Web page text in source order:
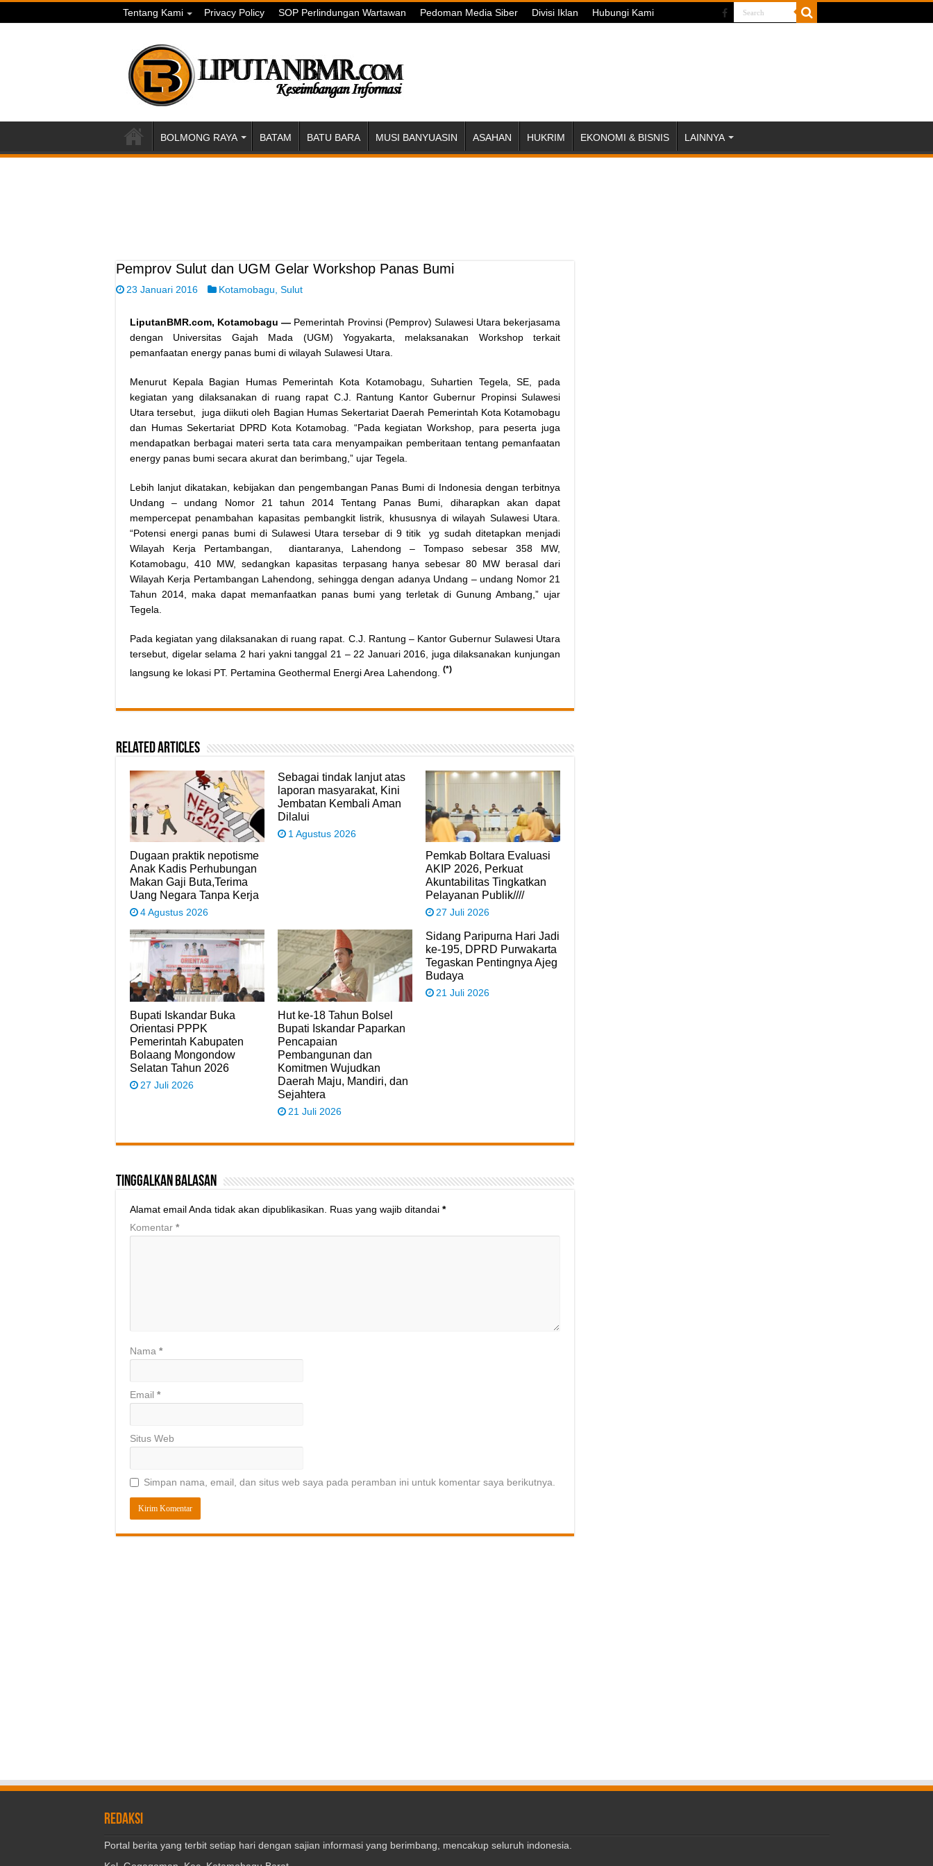
Tentang Kami Privacy Policy SOP Perlindungan Wartawan Pedoman Media Siber Divisi Iklan Hubungi Kami
BOLMONG RAYA BATAM BATU BARA MUSI BANYUASIN ASAHAN HUKRIM EKONOMI & BISNIS LAINNYA
Pemprov Sulut dan UGM Gelar Workshop Panas Bumi
23 Januari 2016 Kotamobagu Sulut
LiputanBMR.com, Kotamobagu — Pemerintah Provinsi (Pemprov) Sulawesi Utara bekerjasama
dengan Universitas Gajah Mada (UGM) Yogyakarta, melaksanakan Workshop terkait
pemanfaatan energy panas bumi di wilayah Sulawesi Utara.
Menurut Kepala Bagian Humas Pemerintah Kota Kotamobagu, Suhartien Tegela, SE, pada
kegiatan yang dilaksanakan di ruang rapat C.J. Rantung Kantor Gubernur Propinsi Sulawesi
Utara tersebut, juga diikuti oleh Bagian Humas Sekertariat Daerah Pemerintah Kota Kotamobagu
dan Humas Sekertariat DPRD Kota Kotamobag. “Pada kegiatan Workshop, para peserta juga
mendapatkan berbagai materi serta tata cara menyampaikan pemberitaan tentang pemanfaatan
energy panas bumi secara akurat dan berimbang,” ujar Tegela.
Lebih lanjut dikatakan, kebijakan dan pengembangan Panas Bumi di Indonesia dengan terbitnya
Undang – undang Nomor 21 tahun 2014 Tentang Panas Bumi, diharapkan akan dapat
mempercepat penambahan kapasitas pembangkit listrik, khususnya di wilayah Sulawesi Utara.
“Potensi energi panas bumi di Sulawesi Utara tersebar di 9 titik yg sudah ditetapkan menjadi
Wilayah Kerja Pertambangan, diantaranya, Lahendong – Tompaso sebesar 358 MW,
Kotamobagu, 410 MW, sedangkan kapasitas terpasang hanya sebesar 80 MW berasal dari
Wilayah Kerja Pertambangan Lahendong, sehingga dengan adanya Undang – undang Nomor 21
Tahun 2014, maka dapat memanfaatkan panas bumi yang terletak di Gunung Ambang,” ujar
Tegela.
Pada kegiatan yang dilaksanakan di ruang rapat. C.J. Rantung – Kantor Gubernur Sulawesi Utara
tersebut, digelar selama 2 hari yakni tanggal 21 – 22 Januari 2016, juga dilaksanakan kunjungan
langsung ke lokasi PT. Pertamina Geothermal Energi Area Lahendong.
(*)
Related Articles
Dugaan praktik nepotisme
Anak Kadis Perhubungan
Makan Gaji Buta,Terima
Uang Negara Tanpa Kerja
4 Agustus 2026
Sebagai tindak lanjut atas
laporan masyarakat, Kini
Jembatan Kembali Aman
Dilalui
1 Agustus 2026
Pemkab Boltara Evaluasi
AKIP 2026, Perkuat
Akuntabilitas Tingkatkan
Pelayanan Publik////
27 Juli 2026
Bupati Iskandar Buka
Orientasi PPPK
Pemerintah Kabupaten
Bolaang Mongondow
Selatan Tahun 2026
27 Juli 2026
Hut ke-18 Tahun Bolsel
Bupati Iskandar Paparkan
Pencapaian
Pembangunan dan
Komitmen Wujudkan
Daerah Maju, Mandiri, dan
Sejahtera
21 Juli 2026
Sidang Paripurna Hari Jadi
ke-195, DPRD Purwakarta
Tegaskan Pentingnya Ajeg
Budaya
21 Juli 2026
Tinggalkan Balasan
Alamat email Anda tidak akan dipublikasikan. Ruas yang wajib ditandai *
Komentar *
Nama *
Email *
Situs Web
Simpan nama, email, dan situs web saya pada peramban ini untuk komentar saya berikutnya.
REDAKSI
Portal berita yang terbit setiap hari dengan sajian informasi yang berimbang, mencakup seluruh indonesia.